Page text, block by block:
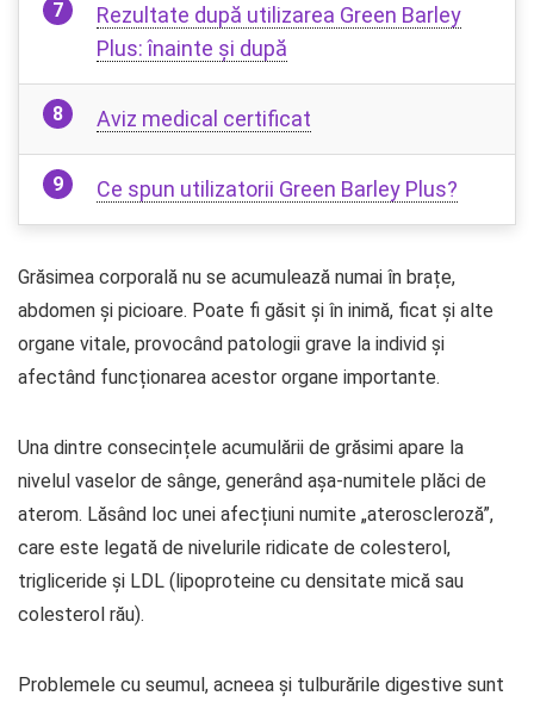
Rezultate după utilizarea Green Barley
Plus: înainte și după
Aviz medical certificat
Ce spun utilizatorii Green Barley Plus?
Grăsimea corporală nu se acumulează numai în brațe,
abdomen și picioare. Poate fi găsit și în inimă, ficat și alte
organe vitale, provocând patologii grave la individ și
afectând funcționarea acestor organe importante.
Una dintre consecințele acumulării de grăsimi apare la
nivelul vaselor de sânge, generând așa-numitele plăci de
aterom. Lăsând loc unei afecțiuni numite „ateroscleroză”,
care este legată de nivelurile ridicate de colesterol,
trigliceride și LDL (lipoproteine ​​cu densitate mică sau
colesterol rău).
Problemele cu seumul, acneea și tulburările digestive sunt